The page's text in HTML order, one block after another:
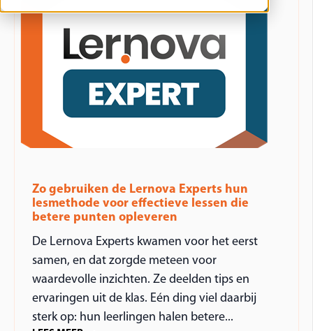
Zo gebruiken de Lernova Experts hun
lesmethode voor effectieve lessen die
betere punten opleveren
De Lernova Experts kwamen voor het eerst
samen, en dat zorgde meteen voor
waardevolle inzichten. Ze deelden tips en
ervaringen uit de klas. Eén ding viel daarbij
sterk op: hun leerlingen halen betere...